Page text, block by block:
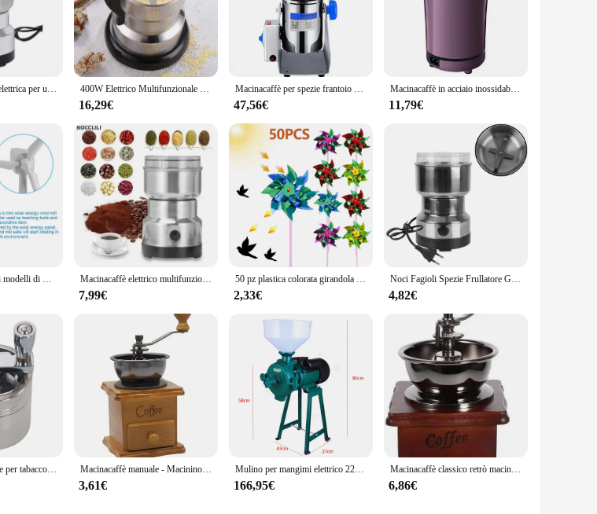
Crafted from high-grade stainless steel, this coffee grinder is not only durable but also corrosion-resistant,
design is not just aesthetically pleasing but also ergonomically designed to provide a comfortable grip,
barista, this grinder is an indispensable tool for achieving the perfect grind consistency.
can handle a variety of grinding tasks. The sharp, durable blades are engineered to deliver a consistent grind,
makes it easy to handle and store, making it a perfect addition to any kitchen or coffee shop. Whether you're
that your grinding tasks are completed swiftly and efficiently.
for home use. Its robust construction and high-quality components make it a reliable choice for both commercial
you have everything you need to maintain optimal performance. Whether you're a small café looking to
in life, this grinder is the perfect fit for all your grinding needs.
Mini smerigliatrice elettrica per uso domestico 300ml ultrafine polverizzatore per alimenti per bambini macinacaffè spezie macinapepe mulino per cereali 4 lame 400W Elettrico Multifunzionale Macinacaffè Cucina Cereali Noci Fagioli Spezie Grani Smerigliatrice Macchina Per La Casa Macinacaffè
16,29€
Macinacaffè per spezie frantoio per erbe per alimenti 800g tipo di altalena grani macinacaffè per macinacaffè intelligente ad alta velocità
47,56€
Macinacaffè in acciaio inossidabile Noci Fagioli Grani Mulino Erbe Rettificatrice elettrica Macinazione multifunzionale di chicchi di caffè a casa
11,79€
Kit di costruzione di modelli di mulino a vento ad energia solare per bambini mulino a vento fai da te fattoria elettronica educativa decorare il giocattolo del mulino a vento elettronico Macinacaffè elettrico multifunzionale per la casa macinacaffè a quattro lame da cucina cereali noci fagioli spezie macinacaffè
7,99€
50 pz plastica colorata girandola colore misto partito fai da te prato mulino a vento decorativo filatori di vento per giardino cortile Decor giocattolo per bambini
2,33€
Noci Fagioli Spezie Frullatore Grani Smerigliatrice Macchina Da Cucina Multifunzionale Caffè Chopper Lame Macinacaffè Elettrico per la casa
4,82€
Nuovo smerigliatrice per tabacco a 4 strati 40MM manuale in metallo in lega di zinco mulino per erbe frantoio per spezie smerigliatrice per fumo frantoio a manovella Macinacaffè manuale - Macinino a manovella classico in stile italiano con macinatrice multiuso portatile regolabile per fagioli
3,61€
Mulino per mangimi elettrico 2200W 1400 giri/min Smerigliatrice per cereali secchi Fresatrice per riso con cereali di mais con imbuto 220V Blu/Verde
166,95€
Macinacaffè classico retrò macinacaffè manuale in legno macchina da caffè a manovella professionale Barista Home Coffeeware accessori per caffè
6,86€